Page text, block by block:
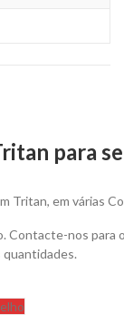
para
Tritan, em várias
Contacte-nos para
quantidades.